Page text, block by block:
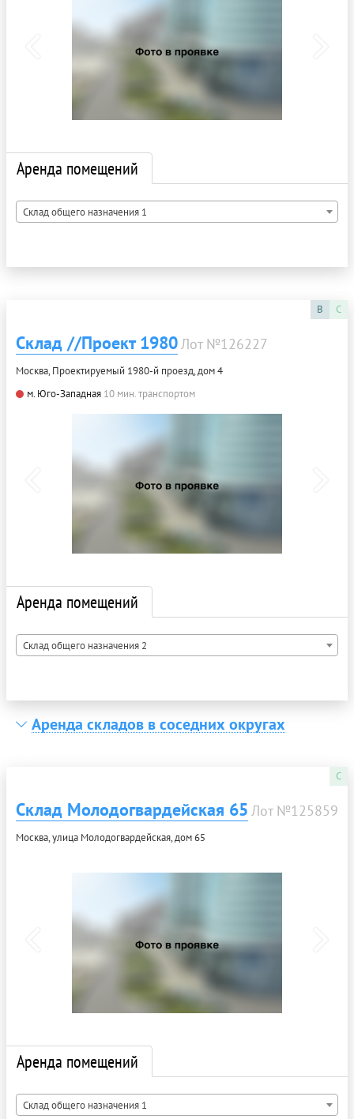
Аренда помещений
Склад общего назначения 1
B C
Склад //Проект 1980 Лот №126227
Москва, Проектируемый 1980-й проезд, дом 4
м. Юго-Западная 10 мин. транспортом
Аренда помещений
Склад общего назначения 2
Аренда складов в соседних округах
C
Склад Молодогвардейская 65 Лот №125859
Москва, улица Молодогвардейская, дом 65
Аренда помещений
Склад общего назначения 1